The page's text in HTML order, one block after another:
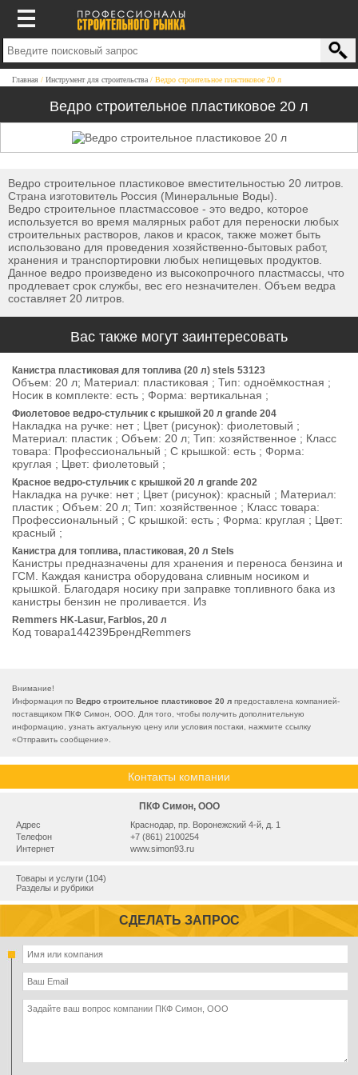
Главная Инструмент для строительства Ведро строительное пластиковое 20 л
Ведро строительное пластиковое 20 л
Ведро строительное пластиковое вместительностью 20 литров.
Страна изготовитель Россия (Минеральные Воды).
Ведро строительное пластмассовое - это ведро, которое
используется во время малярных работ для переноски любых
строительных растворов, лаков и красок, также может быть
использовано для проведения хозяйственно-бытовых работ,
хранения и транспортировки любых непищевых продуктов.
Данное ведро произведено из высокопрочного пластмассы, что
продлевает срок службы, вес его незначителен. Объем ведра
составляет 20 литров.
Вас также могут заинтересовать
Канистра пластиковая для топлива (20 л) stels 53123
Объем: 20 л; Материал: пластиковая ; Тип: одноёмкостная ;
Носик в комплекте: есть ; Форма: вертикальная ;
Фиолетовое ведро-стульчик с крышкой 20 л grande 204
Накладка на ручке: нет ; Цвет (рисунок): фиолетовый ;
Материал: пластик ; Объем: 20 л; Тип: хозяйственное ; Класс
товара: Профессиональный ; С крышкой: есть ; Форма:
круглая ; Цвет: фиолетовый ;
Красное ведро-стульчик с крышкой 20 л grande 202
Накладка на ручке: нет ; Цвет (рисунок): красный ; Материал:
пластик ; Объем: 20 л; Тип: хозяйственное ; Класс товара:
Профессиональный ; С крышкой: есть ; Форма: круглая ; Цвет:
красный ;
Канистра для топлива, пластиковая, 20 л Stels
Канистры предназначены для хранения и переноса бензина и
ГСМ. Каждая канистра оборудована сливным носиком и
крышкой. Благодаря носику при заправке топливного бака из
канистры бензин не проливается. Из
Remmers HK-Lasur, Farblos, 20 л
Код товара144239БрендRemmers
Внимание!
Информация по Ведро строительное пластиковое 20 л предоставлена компанией-
поставщиком ПКФ Симон, ООО. Для того, чтобы получить дополнительную
информацию, узнать актуальную цену или условия постаки, нажмите ссылку
«Отправить сообщение».
Контакты компании
ПКФ Симон, ООО
Адрес
Краснодар, пр. Воронежский 4-й, д. 1
Телефон
+7 (861) 2100254
Интернет
www.simon93.ru
Товары и услуги (104)
Разделы и рубрики
СДЕЛАТЬ ЗАПРОС